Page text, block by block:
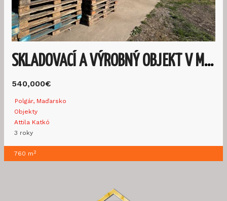
SKLADOVACÍ A VÝROBNÝ OBJEKT V MAĎARSKU PRI M3 DIAĽNIC
540,000€
Polgár, Maďarsko
Objekty
Attila Katkó
3 roky
760 m 2